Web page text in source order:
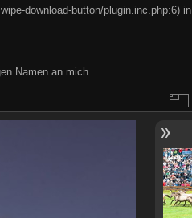
download-button/plugin.inc.php:6) in
Namen an mich